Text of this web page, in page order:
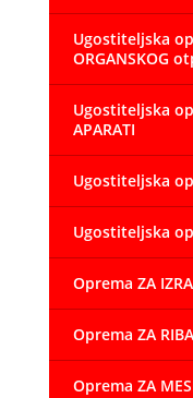
Ugostiteljska
ORGANSKOG
Ugostiteljska
APARATI
Ugostiteljska
Ugostiteljska
Oprema ZA
Oprema ZA
Oprema ZA